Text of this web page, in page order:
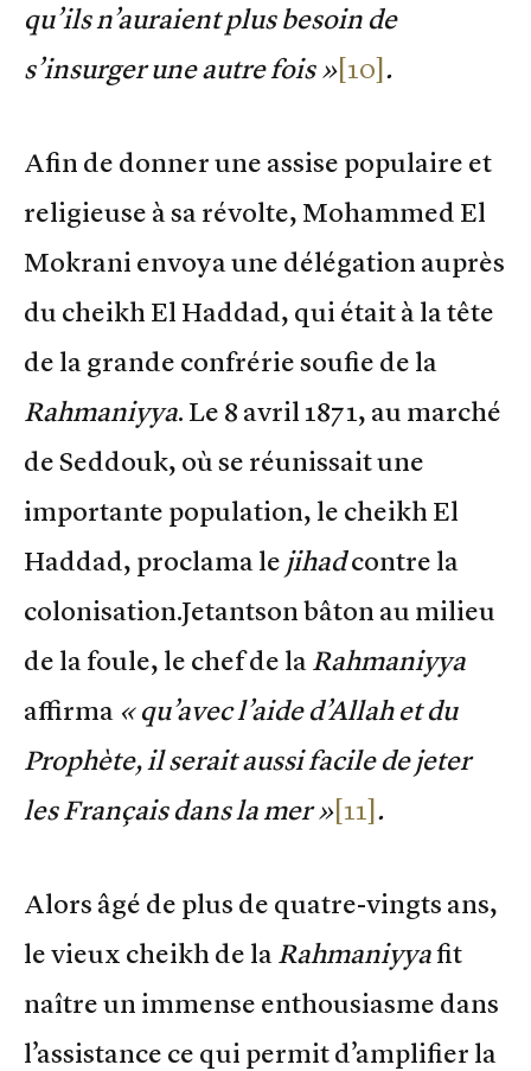
qu’ils n’auraient plus besoin de
s’insurger une autre fois »[10].
Afin de donner une assise populaire et
religieuse à sa révolte, Mohammed El
Mokrani envoya une délégation auprès
du cheikh El Haddad, qui était à la tête
de la grande confrérie soufie de la
Rahmaniyya. Le 8 avril 1871, au marché
de Seddouk, où se réunissait une
importante population, le cheikh El
Haddad, proclama le jihadcontre la
colonisation.Jetantson bâton au milieu
de la foule, le chef de laRahmaniyya
affirma « qu’avec l’aide d’Allah et du
Prophète, il serait aussi facile de jeter
les Français dans la mer »[11].
Alors âgé de plus de quatre-vingts ans,
le vieux cheikh de laRahmaniyyafit
naître un immense enthousiasme dans
l’assistance ce qui permit d’amplifier la